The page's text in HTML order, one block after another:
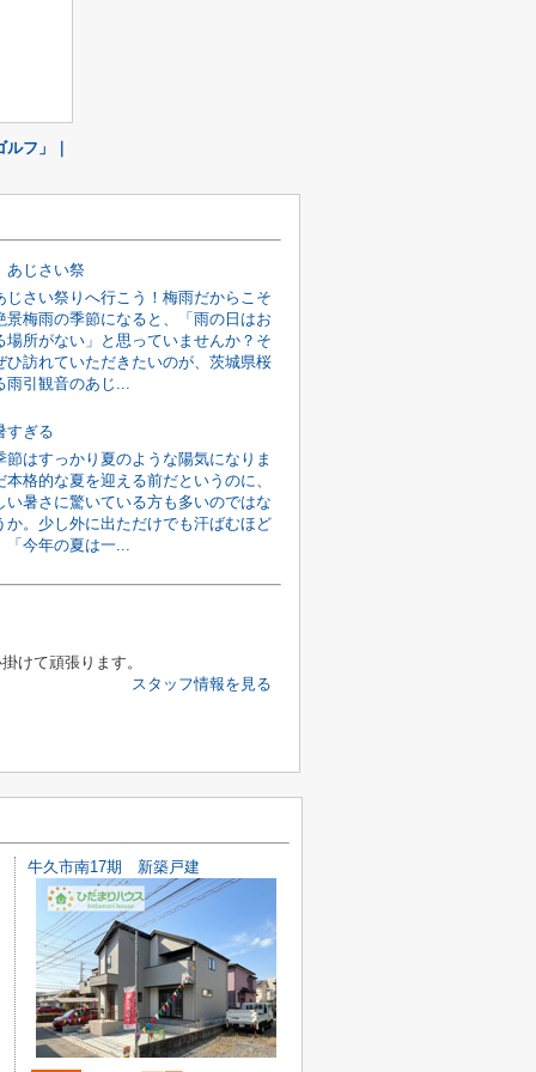
フ」｜
じさい祭
じさい祭りへ行こう！梅雨だからこそ
景梅雨の季節になると、「雨の日はお
場所がない」と思っていませんか？そ
ひ訪れていただきたいのが、茨城県桜
引観音のあじ...
すぎる
節はすっかり夏のような陽気になりま
本格的な夏を迎える前だというのに、
い暑さに驚いている方も多いのではな
か。少し外に出ただけでも汗ばむほど
今年の夏は一...
けて頑張ります。
スタッフ情報を見る
牛久市南17期 新築戸建